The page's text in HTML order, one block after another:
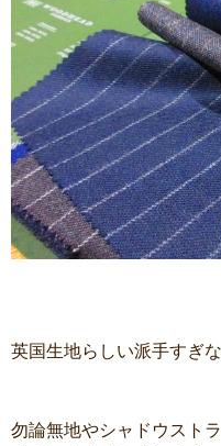
英国生地らしい派手すぎ
勿論無地やシャドウスト